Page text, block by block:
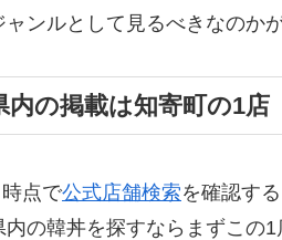
ンルとして見るべきなのか
内の掲載は知寄町の1店
点で公式店舗検索を確認す
内の韓丼を探すならまずこの1